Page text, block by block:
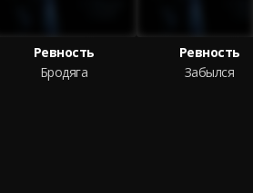
Ревность
Бродяга
Ревность
Забылся